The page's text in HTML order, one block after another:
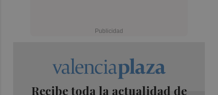
Recibe toda la actualidad de